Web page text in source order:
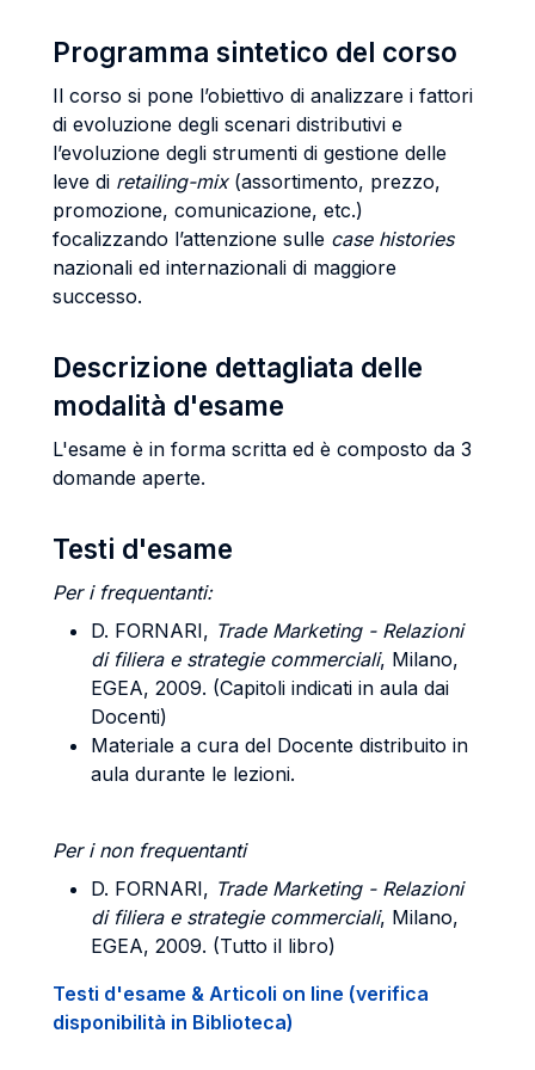
Programma sintetico del corso
Il corso si pone l’obiettivo di analizzare i fattori
di evoluzione degli scenari distributivi e
l’evoluzione degli strumenti di gestione delle
leve di retailing-mix (assortimento, prezzo,
promozione, comunicazione, etc.)
focalizzando l’attenzione sulle case histories
nazionali ed internazionali di maggiore
successo.
Descrizione dettagliata delle
modalità d'esame
L'esame è in forma scritta ed è composto da 3
domande aperte.
Testi d'esame
Per i frequentanti:
D. FORNARI, Trade Marketing - Relazioni
di filiera e strategie commerciali, Milano,
EGEA, 2009. (Capitoli indicati in aula dai
Docenti)
Materiale a cura del Docente distribuito in
aula durante le lezioni.
Per i non frequentanti
D. FORNARI, Trade Marketing - Relazioni
di filiera e strategie commerciali, Milano,
EGEA, 2009. (Tutto il libro)
Testi d'esame & Articoli on line (verifica
disponibilità in Biblioteca)